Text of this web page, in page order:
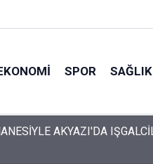
SPOR SAĞLIK
AÇIKLANDI